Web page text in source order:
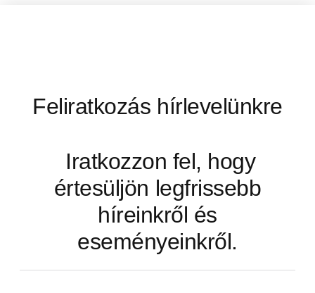
Feliratkozás hírlevelünkre
Iratkozzon fel, hogy
értesüljön legfrissebb
híreinkről és
eseményeinkről.